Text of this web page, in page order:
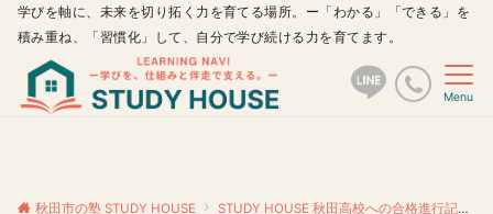
学びを軸に、未来を切り拓く力を育てる場所。ー「わかる」「できる」を
積み重ね、「習慣化」して、自分で学び続ける力を育てます。
Menu
秋田市の塾 STUDY HOUSE STUDY HOUSE 秋田高校への合格進行記